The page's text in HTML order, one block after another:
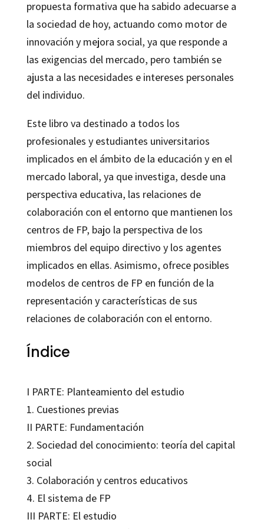
propuesta formativa que ha sabido adecuarse a
la sociedad de hoy, actuando como motor de
innovación y mejora social, ya que responde a
las exigencias del mercado, pero también se
ajusta a las necesidades e intereses personales
del individuo.
Este libro va destinado a todos los
profesionales y estudiantes universitarios
implicados en el ámbito de la educación y en el
mercado laboral, ya que investiga, desde una
perspectiva educativa, las relaciones de
colaboración con el entorno que mantienen los
centros de FP, bajo la perspectiva de los
miembros del equipo directivo y los agentes
implicados en ellas. Asimismo, ofrece posibles
modelos de centros de FP en función de la
representación y características de sus
relaciones de colaboración con el entorno.
Índice
I PARTE: Planteamiento del estudio
1. Cuestiones previas
II PARTE: Fundamentación
2. Sociedad del conocimiento: teoría del capital
social
3. Colaboración y centros educativos
4. El sistema de FP
III PARTE: El estudio